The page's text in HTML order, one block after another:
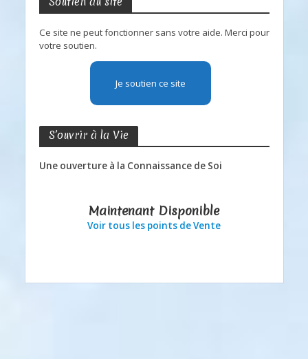
Ce site ne peut fonctionner sans votre aide. Merci pour
votre soutien.
Je soutien ce site
S’ouvrir à la Vie
Une ouverture à la Connaissance de Soi
Maintenant Disponible
Voir tous les points de Vente